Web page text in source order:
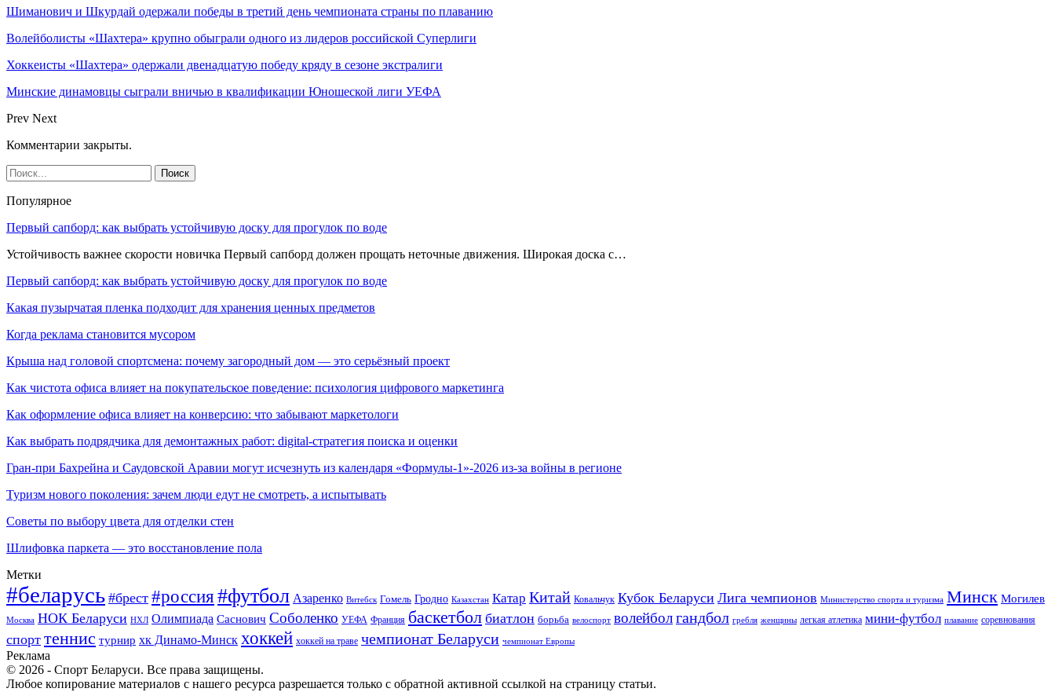
Шиманович и Шкурдай одержали победы в третий день чемпионата страны по плаванию
Волейболисты «Шахтера» крупно обыграли одного из лидеров российской Суперлиги
Хоккеисты «Шахтера» одержали двенадцатую победу кряду в сезоне экстралиги
Минские динамовцы сыграли вничью в квалификации Юношеской лиги УЕФА
Prev Next
Комментарии закрыты.
Популярное
Первый сапборд: как выбрать устойчивую доску для прогулок по воде
Устойчивость важнее скорости новичка Первый сапборд должен прощать неточные движения. Широкая доска с…
Первый сапборд: как выбрать устойчивую доску для прогулок по воде
Какая пузырчатая пленка подходит для хранения ценных предметов
Когда реклама становится мусором
Крыша над головой спортсмена: почему загородный дом — это серьёзный проект
Как чистота офиса влияет на покупательское поведение: психология цифрового маркетинга
Как оформление офиса влияет на конверсию: что забывают маркетологи
Как выбрать подрядчика для демонтажных работ: digital-стратегия поиска и оценки
Гран-при Бахрейна и Саудовской Аравии могут исчезнуть из календаря «Формулы-1»-2026 из-за войны в регионе
Туризм нового поколения: зачем люди едут не смотреть, а испытывать
Советы по выбору цвета для отделки стен
Шлифовка паркета — это восстановление пола
Метки
#беларусь #брест #россия#футбол Азаренко Витебск Гомель Гродно Казахстан Катар Китай Ковальчук Кубок Беларуси Лига чемпионов Министерство спорта и туризма Минск Могилев
Москва НОК Беларуси НХЛ Олимпиада Саснович Соболенко УЕФА Франция баскетбол биатлон борьба велоспорт волейболгандбол гребля женщины легкая атлетика мини-футбол плавание соревнования
спорт теннис турнир хк Динамо-Минск хоккей хоккей на траве чемпионат Беларуси чемпионат Европы
Реклама
© 2026 - Спорт Беларуси. Все права защищены.
Любое копирование материалов с нашего ресурса разрешается только с обратной активной ссылкой на страницу статьи.